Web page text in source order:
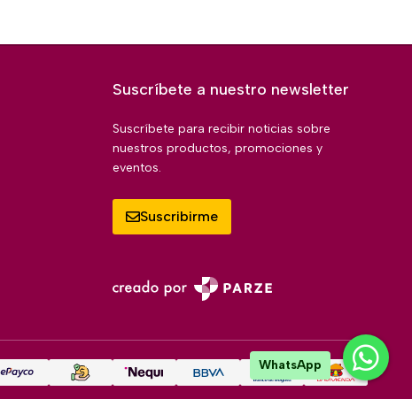
Suscríbete a nuestro newsletter
Suscríbete para recibir noticias sobre
nuestros productos, promociones y
eventos.
Suscribirme
WhatsApp